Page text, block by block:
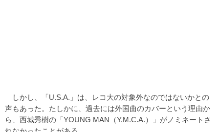
しかし、「U.S.A.」は、レコ大の対象外なのではないかとの
声もあった。たしかに、過去には外国曲のカバーという理由か
ら、西城秀樹の「YOUNG MAN（Y.M.C.A.）」がノミネートさ